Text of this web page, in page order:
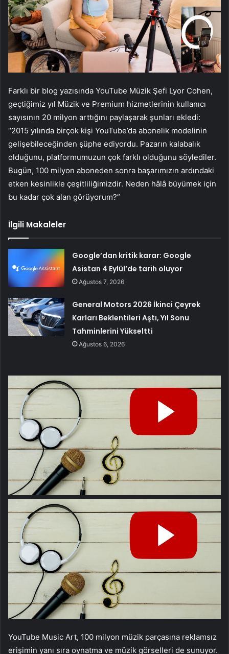
Farklı bir blog yazısında YouTube Müzik Şefi Lyor Cohen,
geçtiğimiz yıl Müzik ve Premium hizmetlerinin kullanıcı
sayısının 20 milyon arttığını paylaşarak şunları ekledi:
“2015 yılında birçok kişi YouTube’da abonelik modelinin
gelişebileceğinden şüphe ediyordu. Pazarın kalabalık
olduğunu, platformumuzun çok farklı olduğunu söylediler.
Bugün, 100 milyon aboneden sonra başarımızın ardındaki
etken kesinlikle çeşitliliğimizdir. Neden hâlâ büyümek için
bu kadar çok alan görüyorum?”
İlgili Makaleler
Google’dan kritik karar: Google
Asistan 4 Eylül’de tarih oluyor
Ağustos 7, 2026
General Motors 2026 İkinci Çeyrek
Karları Beklentileri Aştı, Yıl Sonu
Tahminlerini Yükseltti
Ağustos 6, 2026
YouTube Music Art, 100 milyon müzik parçasına reklamsız
erişimin yanı sıra oynatma ve müzik görselleri de sunuyor.